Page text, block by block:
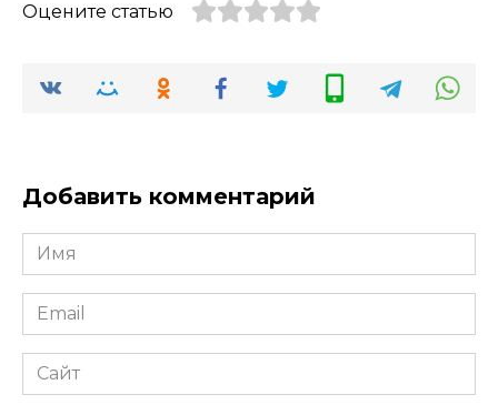
Оцените статью
Добавить комментарий
Имя
*
Email
*
Сайт